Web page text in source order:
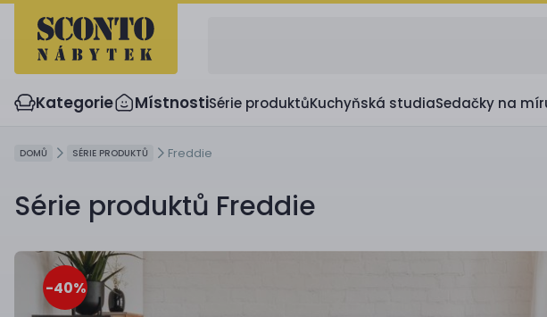
Kategorie MístnostiSérie produktůKuchyňská studiaSedačky na
DOMŮ SÉRIE PRODUKTŮ Freddie
Série produktů Freddie
-40%